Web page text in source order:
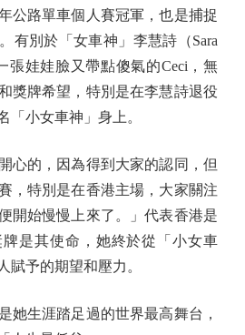
公路單車個人賽冠軍，也是捕捉
有別於「女車神」李慧詩（Sara
張娃娃臉又帶點傻氣的Ceci，無
獎牌希望，特別是在李慧詩退役
「小女車神」身上。
的，因為得到大家的認同，但
，特別是在香港主場，大家關注
開始慢慢上來了。」代表香港是
是其使命，她終於從「小女車
賦予的期望和壓力。
生涯踏足過的世界最高舞台，